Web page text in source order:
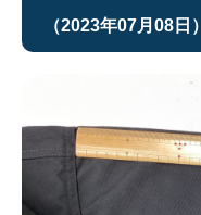
（2023年07月08日）